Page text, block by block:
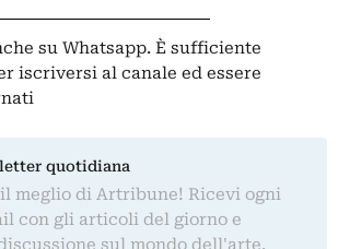
su Whatsapp. È sufficiente
iscriversi al canale ed essere
quotidiana
meglio di Artribune! Ricevi ogni
con gli articoli del giorno e
sul mondo dell'arte.